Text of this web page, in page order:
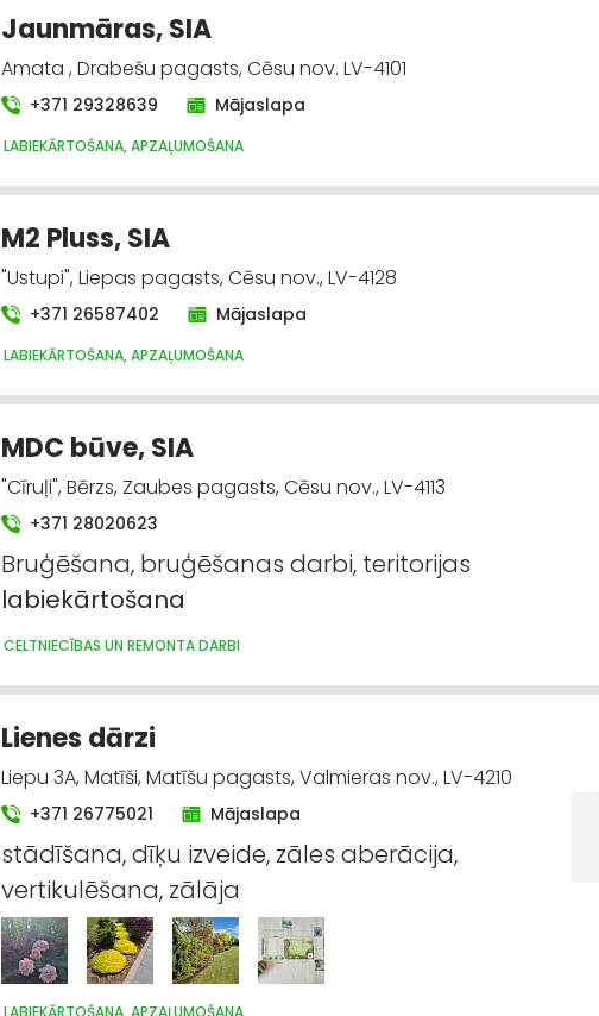
Jaunmāras, SIA
Amata , Drabešu pagasts, Cēsu nov. LV-4101
+371 29328639 Mājaslapa
LABIEKĀRTOŠANA, APZAĻUMOŠANA
M2 Pluss, SIA
"Ustupi", Liepas pagasts, Cēsu nov., LV-4128
+371 26587402 Mājaslapa
LABIEKĀRTOŠANA, APZAĻUMOŠANA
MDC būve, SIA
"Cīruļi", Bērzs, Zaubes pagasts, Cēsu nov., LV-4113
+371 28020623
Bruģēšana, bruģēšanas darbi, teritorijas
labiekārtošana
CELTNIECĪBAS UN REMONTA DARBI
Lienes dārzi
Liepu 3A, Matīši, Matīšu pagasts, Valmieras nov., LV-4210
+371 26775021 Mājaslapa
stādīšana, dīķu izveide, zāles aberācija,
vertikulēšana, zālāja
LABIEKĀRTOŠANA, APZAĻUMOŠANA